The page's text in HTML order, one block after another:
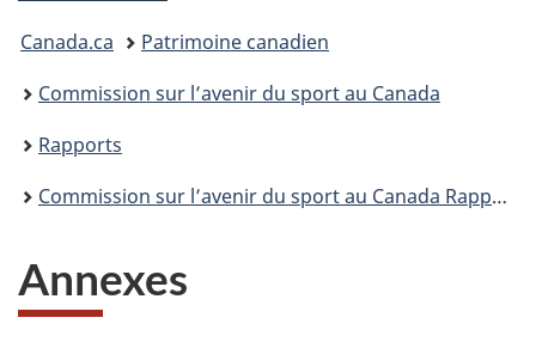
Vous
êtes
ici :
Canada.ca
Patrimoine canadien
Commission sur l’avenir du sport au Canada
Rapports
Commission sur l’avenir du sport au Canada Rapport final Transformer le sport au Canada : L’heure est à l’action
Annexes